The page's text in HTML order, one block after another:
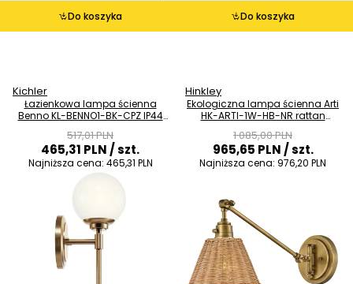
Do koszyka
Kichler
Łazienkowa lampa ścienna
Benno KL-BENNO1-BK-CPZ IP44
517,01 PLN
465,31 PLN/ szt.
Najniższa cena: 465,31 PLN
Do koszyka
Hinkley
Ekologiczna lampa ścienna Arti
HK-ARTI-1W-HB-NR rattan
1 085,00 PLN
965,65 PLN/ szt.
Najniższa cena: 976,20 PLN